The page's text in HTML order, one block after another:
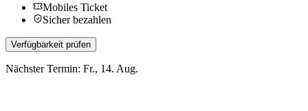
Mobiles Ticket
Sicher bezahlen
Verfügbarkeit prüfen
Nächster Termin: Fr., 14. Aug.